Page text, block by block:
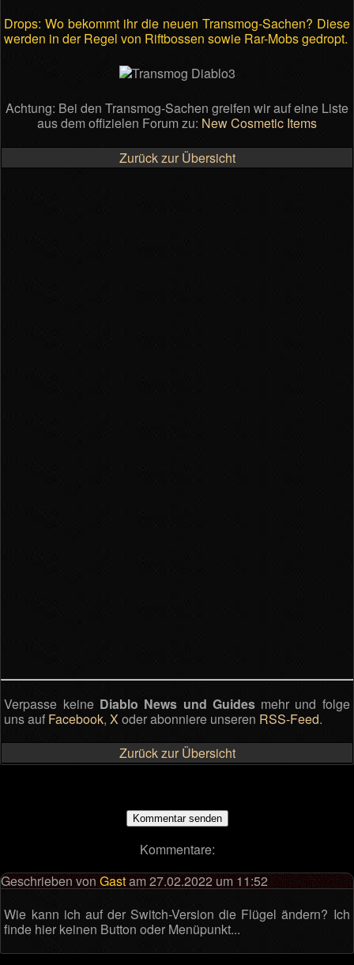
Drops: Wo bekommt ihr die neuen Transmog-Sachen? Diese
werden in der Regel von Riftbossen sowie Rar-Mobs gedropt.
Achtung: Bei den Transmog-Sachen greifen wir auf eine Liste
aus dem offizielen Forum zu: New Cosmetic Items
Zurück zur Übersicht
Verpasse keine Diablo News und Guidesmehr und folge
uns auf Facebook,X oder abonniere unseren RSS-Feed.
Zurück zur Übersicht
Kommentare:
Geschrieben von Gastam 27.02.2022 um 11:52
Wie kann ich auf der Switch-Version die Flügel ändern? Ich
finde hier keinen Button oder Menüpunkt...